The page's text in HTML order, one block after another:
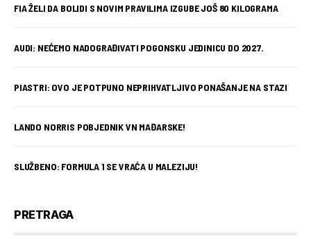
FIA ŽELI DA BOLIDI S NOVIM PRAVILIMA IZGUBE JOŠ 80 KILOGRAMA
AUDI: NEĆEMO NADOGRAĐIVATI POGONSKU JEDINICU DO 2027.
PIASTRI: OVO JE POTPUNO NEPRIHVATLJIVO PONAŠANJE NA STAZI
LANDO NORRIS POBJEDNIK VN MAĐARSKE!
SLUŽBENO: FORMULA 1 SE VRAĆA U MALEZIJU!
PRETRAGA